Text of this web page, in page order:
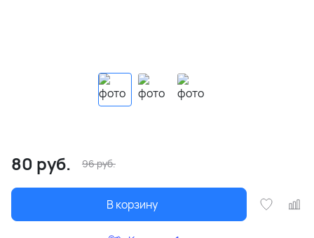
80 руб. 96руб.
В корзину